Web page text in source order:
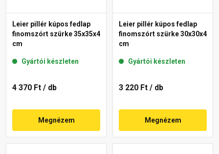
Leier pillér kúpos fedlap
finomszórt szürke 35x35x4
cm
Gyártói készleten
4 370 Ft / db
Megnézem
Leier pillér kúpos fedlap
finomszórt szürke 30x30x4
cm
Gyártói készleten
3 220 Ft / db
Megnézem